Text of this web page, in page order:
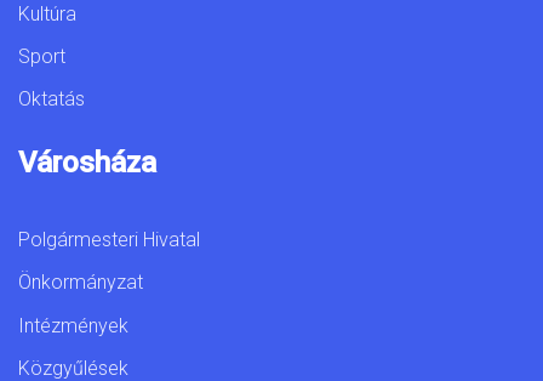
Kultúra
Sport
Oktatás
Városháza
Polgármesteri Hivatal
Önkormányzat
Intézmények
Közgyűlések